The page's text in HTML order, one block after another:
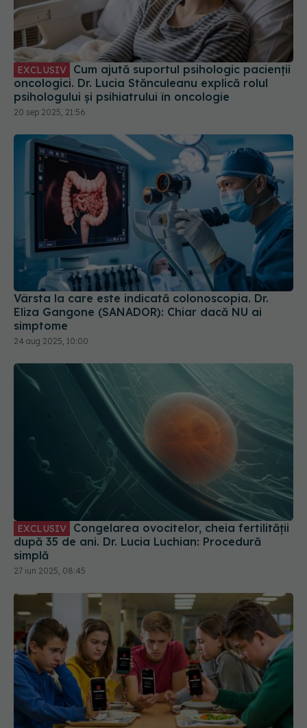
EXCLUSIV
oncologici. Dr. Lucia Stănculeanu explică rolul
psihologului și psihiatrului în oncologie
20 sep 2025, 21:56
Vârsta la care este indicată colonoscopia. Dr.
Eliza Gangone (SANADOR): Chiar dacă NU ai
simptome
24 aug 2025, 10:00
EXCLUSIV
după 35 de ani. Dr. Lucia Luchian: Procedură
simplă
27 iun 2025, 08:45